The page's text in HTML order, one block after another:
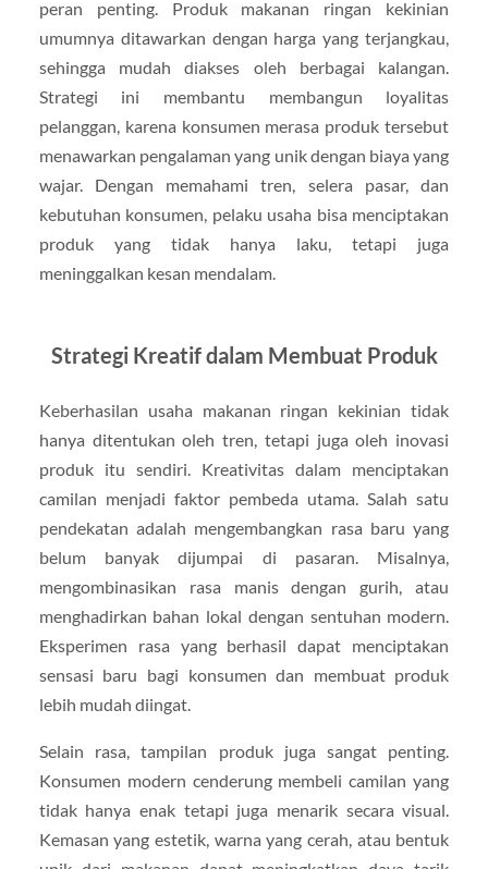
peran penting. Produk makanan ringan kekinian
umumnya ditawarkan dengan harga yang terjangkau,
sehingga mudah diakses oleh berbagai kalangan.
Strategi ini membantu membangun loyalitas
pelanggan, karena konsumen merasa produk tersebut
menawarkan pengalaman yang unik dengan biaya yang
wajar. Dengan memahami tren, selera pasar, dan
kebutuhan konsumen, pelaku usaha bisa menciptakan
produk yang tidak hanya laku, tetapi juga
meninggalkan kesan mendalam.
Strategi Kreatif dalam Membuat Produk
Keberhasilan usaha makanan ringan kekinian tidak
hanya ditentukan oleh tren, tetapi juga oleh inovasi
produk itu sendiri. Kreativitas dalam menciptakan
camilan menjadi faktor pembeda utama. Salah satu
pendekatan adalah mengembangkan rasa baru yang
belum banyak dijumpai di pasaran. Misalnya,
mengombinasikan rasa manis dengan gurih, atau
menghadirkan bahan lokal dengan sentuhan modern.
Eksperimen rasa yang berhasil dapat menciptakan
sensasi baru bagi konsumen dan membuat produk
lebih mudah diingat.
Selain rasa, tampilan produk juga sangat penting.
Konsumen modern cenderung membeli camilan yang
tidak hanya enak tetapi juga menarik secara visual.
Kemasan yang estetik, warna yang cerah, atau bentuk